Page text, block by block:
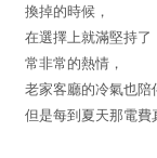
換掉的時候，
在選擇上就滿堅持了
常非常的熱情，
老家客廳的冷氣也陪
但是每到夏天那電費